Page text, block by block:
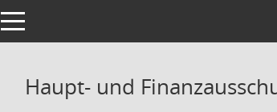
Toggle navigation
Haupt- und